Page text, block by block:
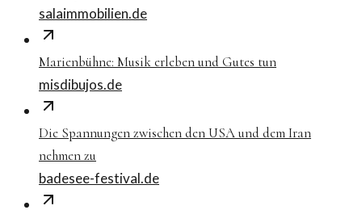
salaimmobilien.de
Marienbühne: Musik erleben und Gutes tun
misdibujos.de
Die Spannungen zwischen den USA und dem Iran
nehmen zu
badesee-festival.de